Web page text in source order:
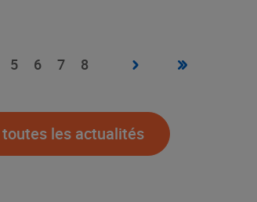
Page
5 Page
6 Page
7 Page
8
suivante
Dernière
page
»
les actualités